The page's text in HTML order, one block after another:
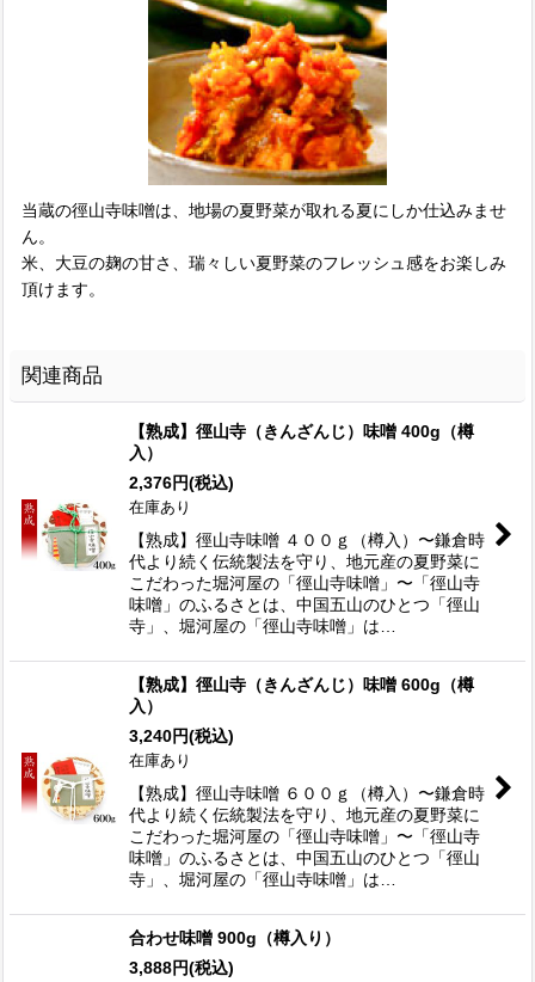
当蔵の徑山寺味噌は、地場の夏野菜が取れる夏にしか仕込みませ
ん。
米、大豆の麹の甘さ、瑞々しい夏野菜のフレッシュ感をお楽しみ
頂けます。
関連商品
【熟成】徑山寺（きんざんじ）味噌 400g（樽
入）
2,376円(税込)
在庫あり
【熟成】徑山寺味噌 ４００ｇ（樽入）〜鎌倉時
代より続く伝統製法を守り、地元産の夏野菜に
こだわった堀河屋の「徑山寺味噌」〜「徑山寺
味噌」のふるさとは、中国五山のひとつ「徑山
寺」、堀河屋の「徑山寺味噌」は…
【熟成】徑山寺（きんざんじ）味噌 600g（樽
入）
3,240円(税込)
在庫あり
【熟成】徑山寺味噌 ６００ｇ（樽入）〜鎌倉時
代より続く伝統製法を守り、地元産の夏野菜に
こだわった堀河屋の「徑山寺味噌」〜「徑山寺
味噌」のふるさとは、中国五山のひとつ「徑山
寺」、堀河屋の「徑山寺味噌」は…
合わせ味噌 900g（樽入り）
3,888円(税込)